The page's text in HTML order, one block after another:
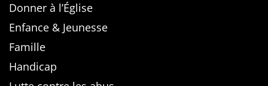
Donner à l’Église
Enfance & Jeunesse
Famille
Handicap